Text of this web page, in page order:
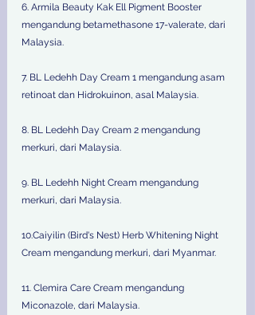
6. Armila Beauty Kak Ell Pigment Booster
mengandung betamethasone 17-valerate, dari
Malaysia.
7. BL Ledehh Day Cream 1 mengandung asam
retinoat dan Hidrokuinon, asal Malaysia.
8. BL Ledehh Day Cream 2 mengandung
merkuri, dari Malaysia.
9. BL Ledehh Night Cream mengandung
merkuri, dari Malaysia.
10.Caiyilin (Bird's Nest) Herb Whitening Night
Cream mengandung merkuri, dari Myanmar.
11. Clemira Care Cream mengandung
Miconazole, dari Malaysia.